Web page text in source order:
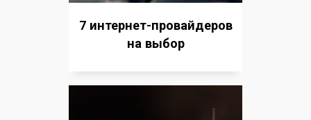
7 интернет-провайдеров
на выбор